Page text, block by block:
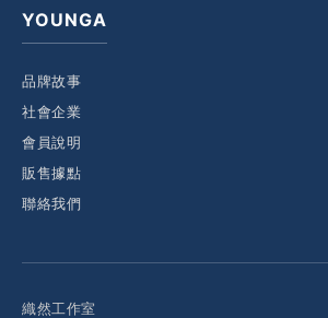
YOUNGA
品牌故事
社會企業
會員說明
販售據點
聯絡我們
織然工作室